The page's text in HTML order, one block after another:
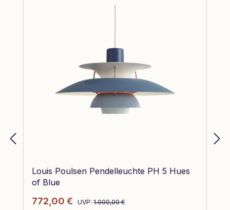
Louis Poulsen Pendelleuchte PH 5 Hues
of Blue
Verkaufspreis:
772,00 € Regulärer Preis:
UVP: 1.000,00 €